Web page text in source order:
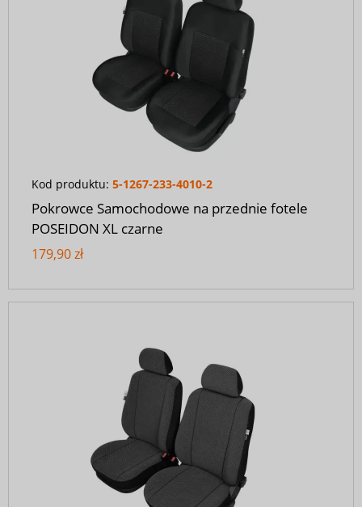
Kod produktu: 5-1267-233-4010-2
Pokrowce Samochodowe na przednie fotele
POSEIDON XL czarne
179,90 zł